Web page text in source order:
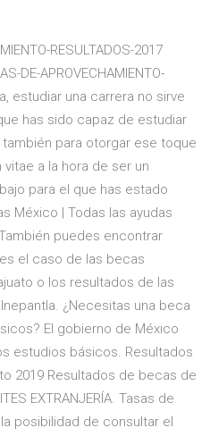
RESULTADOS-2017
DE-APROVECHAMIENTO-
estudiar una carrera no sirve
has sido capaz de estudiar
para otorgar ese toque
a la hora de ser un
para el que has estado
México | Todas las ayudas
puedes encontrar
el caso de las becas
o los resultados de las
¿Necesitas una beca
El gobierno de México
estudios básicos. Resultados
2019 Resultados de becas de
EXTRANJERÍA. Tasas de
posibilidad de consultar el